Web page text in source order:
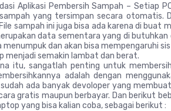
Aplikasi Pembersih Sampah – Setiap
yang tersimpan secara otomatis.
sampah ini juga bisa ada karena di buat
data sementara yang di
menumpuk dan akan bisa mempengaruhi
menjadi semakin lambat dan berat.
itu, sangatlah penting untuk
adalah dengan
ada banyak devoloper yang
gratis maupun berbayar. Dan berikut
yang bisa kalian coba, sebagai berikut :